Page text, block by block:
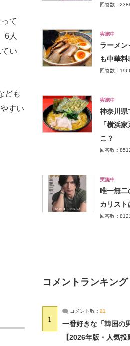
て
6人
い
ども
すい
回答数：
実施中
ラーメン
も中華料
回答数：
実施中
神奈川県
「横浜
こ？
回答数：
実施中
唯一無二
カリスト
回答数：8121
コメントランキング
1
コメント数： 21
一番好きな「韓国の
【2026年版・人気